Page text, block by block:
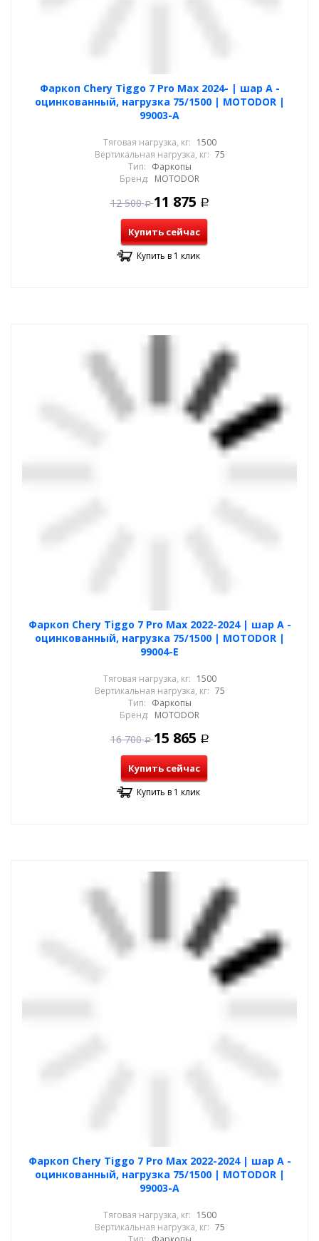
Фаркоп Chery Tiggo 7 Pro Max 2024- | шар A -
оцинкованный, нагрузка 75/1500 | MOTODOR |
99003-A
Тяговая нагрузка, кг: 1500
Вертикальная нагрузка, кг: 75
Тип: Фаркопы
Бренд: MOTODOR
12 500 Р 11 875 Р
Купить сейчас
Купить в 1 клик
Фаркоп Chery Tiggo 7 Pro Max 2022-2024 | шар A -
оцинкованный, нагрузка 75/1500 | MOTODOR |
99004-E
Тяговая нагрузка, кг: 1500
Вертикальная нагрузка, кг: 75
Тип: Фаркопы
Бренд: MOTODOR
16 700 Р 15 865 Р
Купить сейчас
Купить в 1 клик
Фаркоп Chery Tiggo 7 Pro Max 2022-2024 | шар A -
оцинкованный, нагрузка 75/1500 | MOTODOR |
99003-A
Тяговая нагрузка, кг: 1500
Вертикальная нагрузка, кг: 75